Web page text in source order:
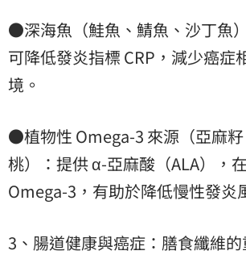
●深海魚（鮭魚、鯖魚、沙丁魚
可降低發炎指標 CRP，減少癌症
境。
●植物性 Omega-3 來源（亞麻
桃）：提供 α-亞麻酸（ALA），
Omega-3，有助於降低慢性發炎
3、腸道健康與癌症：膳食纖維